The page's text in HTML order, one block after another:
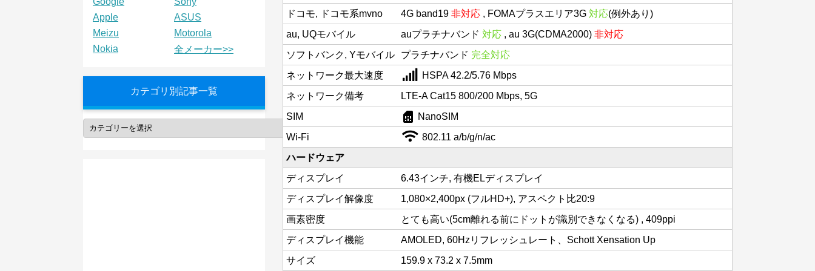
ドコモ, ドコモ系mvno 4G band19 非対応 , FOMAプラスエリア3G 対応(例外あり)
au, UQモバイル
auプラチナバンド 対応 , au 3G(CDMA2000) 非対応
ソフトバンク, Yモバイル
プラチナバンド 完全対応
ネットワーク最大速度
HSPA 42.2/5.76 Mbps
ネットワーク備考
LTE-A Cat15 800/200 Mbps, 5G
SIM
sim_card NanoSIM
Wi-Fi
802.11 a/b/g/n/ac
ハードウェア
ディスプレイ
6.43インチ, 有機ELディスプレイ
ディスプレイ解像度
1,080×2,400px (フルHD+), アスペクト比20:9
画素密度
とても高い(5cm離れる前にドットが識別できなくなる) , 409ppi
ディスプレイ機能
AMOLED, 60Hzリフレッシュレート、Schott Xensation Up
サイズ
159.9 x 73.2 x 7.5mm
Apple
ASUS
Meizu
Motorola
Nokia
全メーカー>>
カテゴリ別記事一覧